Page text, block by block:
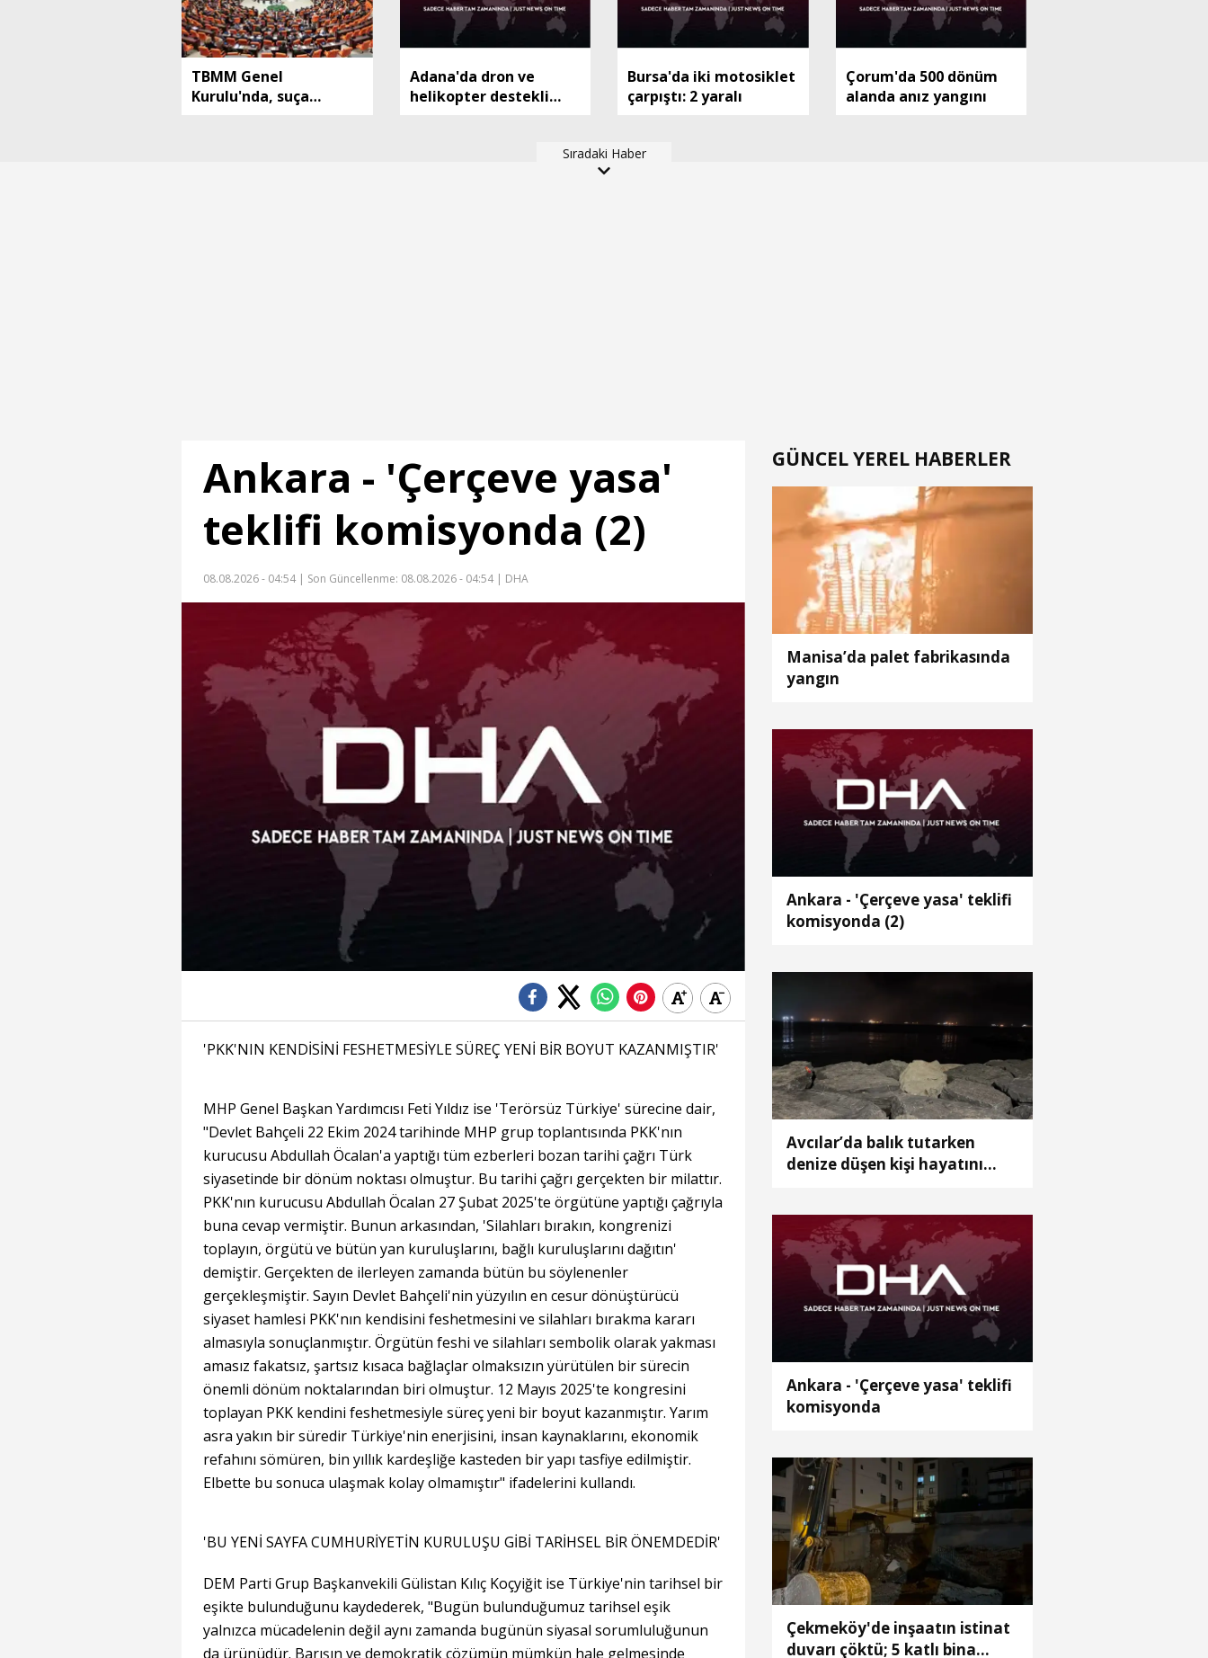
TBMM Genel
Kurulu'nda, suça
Adana'da dron ve
helikopter destekli
Bursa'da iki motosiklet
çarpıştı: 2 yaralı
Çorum'da 500 dönüm
alanda anız yangını
Sıradaki Haber
Ankara - 'Çerçeve yasa'
teklifi komisyonda (2)
08.08.2026 - 04:54 | Son Güncellenme: 08.08.2026 - 04:54 | DHA
'PKK'NIN KENDİSİNİ FESHETMESİYLE SÜREÇ YENİ BİR BOYUT KAZANMIŞTIR'
MHP Genel Başkan Yardımcısı Feti Yıldız ise 'Terörsüz Türkiye' sürecine dair,
"Devlet Bahçeli 22 Ekim 2024 tarihinde MHP grup toplantısında PKK'nın
kurucusu Abdullah Öcalan'a yaptığı tüm ezberleri bozan tarihi çağrı Türk
siyasetinde bir dönüm noktası olmuştur. Bu tarihi çağrı gerçekten bir milattır.
PKK'nın kurucusu Abdullah Öcalan 27 Şubat 2025'te örgütüne yaptığı çağrıyla
buna cevap vermiştir. Bunun arkasından, 'Silahları bırakın, kongrenizi
toplayın, örgütü ve bütün yan kuruluşlarını, bağlı kuruluşlarını dağıtın'
demiştir. Gerçekten de ilerleyen zamanda bütün bu söylenenler
gerçekleşmiştir. Sayın Devlet Bahçeli'nin yüzyılın en cesur dönüştürücü
siyaset hamlesi PKK'nın kendisini feshetmesini ve silahları bırakma kararı
almasıyla sonuçlanmıştır. Örgütün feshi ve silahları sembolik olarak yakması
amasız fakatsız, şartsız kısaca bağlaçlar olmaksızın yürütülen bir sürecin
önemli dönüm noktalarından biri olmuştur. 12 Mayıs 2025'te kongresini
toplayan PKK kendini feshetmesiyle süreç yeni bir boyut kazanmıştır. Yarım
asra yakın bir süredir Türkiye'nin enerjisini, insan kaynaklarını, ekonomik
refahını sömüren, bin yıllık kardeşliğe kasteden bir yapı tasfiye edilmiştir.
Elbette bu sonuca ulaşmak kolay olmamıştır" ifadelerini kullandı.
'BU YENİ SAYFA CUMHURİYETİN KURULUŞU GİBİ TARİHSEL BİR ÖNEMDEDİR'
DEM Parti Grup Başkanvekili Gülistan Kılıç Koçyiğit ise Türkiye'nin tarihsel bir
eşikte bulunduğunu kaydederek, "Bugün bulunduğumuz tarihsel eşik
yalnızca mücadelenin değil aynı zamanda bugünün siyasal sorumluluğunun
da ürünüdür. Barışın ve demokratik çözümün mümkün hale gelmesinde
GÜNCEL YEREL HABERLER
Manisa’da palet fabrikasında
yangın
Ankara - 'Çerçeve yasa' teklifi
komisyonda (2)
Avcılar’da balık tutarken
denize düşen kişi hayatını
Ankara - 'Çerçeve yasa' teklifi
komisyonda
Çekmeköy'de inşaatın istinat
duvarı çöktü; 5 katlı bina